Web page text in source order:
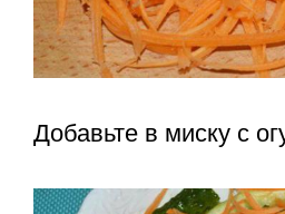
Добавьте в миску с